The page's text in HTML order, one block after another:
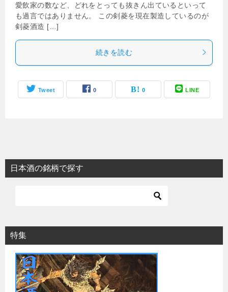
愛飲家の数など、どれをとっても抜きん出ているといって
も過言ではありません。 この剣菱を現在製造しているのが
剣菱酒造 […]
続きを読む
Tweet 0 0 LINE
日本酒の銘柄で探す
特集